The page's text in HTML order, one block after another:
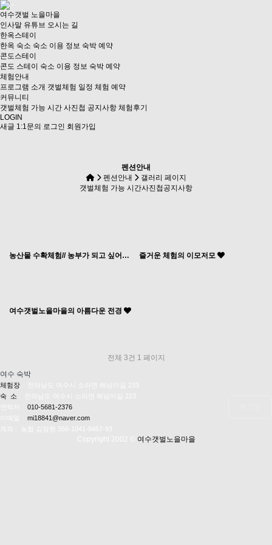
여수갯벌 노을마을
인사말 유튜브 오시는 길
한옥스테이
한옥 숙소 숙소 이용 정보 숙박 예약
콘도스테이
콘도 스테이
숙소 이용 정보 숙박 예약
체험안내
프로그램 소개 갯벌체험 일정 체험 예약
커뮤니티
갯벌체험 가능 시간 사진첩 공지사항 체험후기
LOGIN
새글 1:1문의 로그인 회원가입
펜션안내
펜션안내
갤러리 페이지
갯벌체험 가능 시간사진첩 공지사항
농산물 수확체험// 농부가 되고 싶어요 즐거운 체험의 이모저모
여수갯벌노을마을의 아름다운 전경
전체 3건 1 페이지
여수 숙박
체험장 : 전라남도 여수시 소라면 해넘이길 233
숙 소 : 전라남도 여수시 소라면 해넘이길 223
연락처 : 010-5681-2376
이메일 : mi18841@naver.com
계좌 : 농협 김장현 356-1041-9467-93
Copyright 2002 © 여수갯벌노을마을